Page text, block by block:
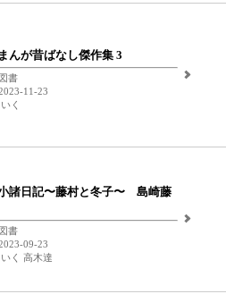
んが昔ばなし傑作集 3
書
11-23
く
諸日記〜藤村と冬子〜 島崎藤
書
09-23
く 高木達